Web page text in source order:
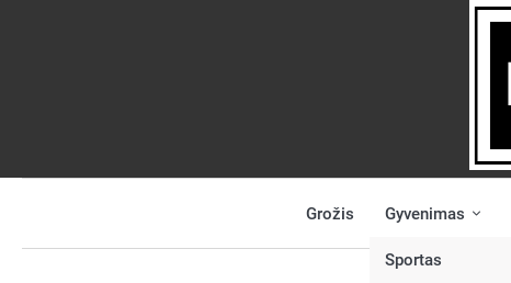
NAUJIENĄ
Grožis Gyvenimas
Sportas